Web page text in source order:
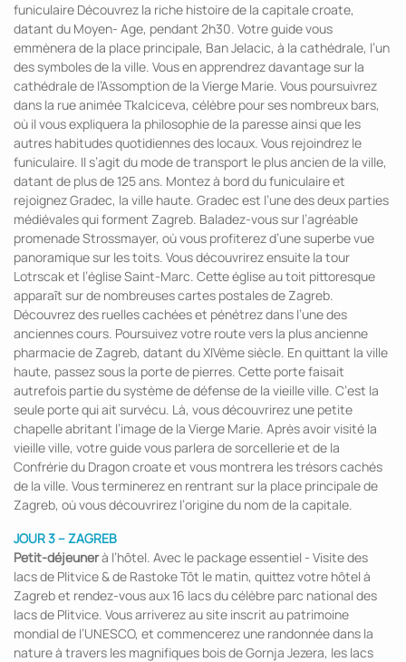
funiculaire Découvrez la riche histoire de la capitale croate,
datant du Moyen- Age, pendant 2h30. Votre guide vous
emmènera de la place principale, Ban Jelacic, à la cathédrale, l’un
des symboles de la ville. Vous en apprendrez davantage sur la
cathédrale de l’Assomption de la Vierge Marie. Vous poursuivrez
dans la rue animée Tkalciceva, célèbre pour ses nombreux bars,
où il vous expliquera la philosophie de la paresse ainsi que les
autres habitudes quotidiennes des locaux. Vous rejoindrez le
funiculaire. Il s’agit du mode de transport le plus ancien de la ville,
datant de plus de 125 ans. Montez à bord du funiculaire et
rejoignez Gradec, la ville haute. Gradec est l’une des deux parties
médiévales qui forment Zagreb. Baladez-vous sur l’agréable
promenade Strossmayer, où vous profiterez d’une superbe vue
panoramique sur les toits. Vous découvrirez ensuite la tour
Lotrscak et l’église Saint-Marc. Cette église au toit pittoresque
apparaît sur de nombreuses cartes postales de Zagreb.
Découvrez des ruelles cachées et pénétrez dans l’une des
anciennes cours. Poursuivez votre route vers la plus ancienne
pharmacie de Zagreb, datant du XIVème siècle. En quittant la ville
haute, passez sous la porte de pierres. Cette porte faisait
autrefois partie du système de défense de la vieille ville. C’est la
seule porte qui ait survécu. Là, vous découvrirez une petite
chapelle abritant l’image de la Vierge Marie. Après avoir visité la
vieille ville, votre guide vous parlera de sorcellerie et de la
Confrérie du Dragon croate et vous montrera les trésors cachés
de la ville. Vous terminerez en rentrant sur la place principale de
Zagreb, où vous découvrirez l’origine du nom de la capitale.
JOUR 3 – ZAGREB
Petit-déjeunerà l’hôtel. Avec le package essentiel - Visite des
lacs de Plitvice & de Rastoke Tôt le matin, quittez votre hôtel à
Zagreb et rendez-vous aux 16 lacs du célèbre parc national des
lacs de Plitvice. Vous arriverez au site inscrit au patrimoine
mondial de l’UNESCO, et commencerez une randonnée dans la
nature à travers les magnifiques bois de Gornja Jezera, les lacs